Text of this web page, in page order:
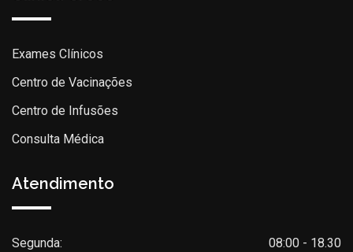
Exames Clínicos
Centro de Vacinações
Centro de Infusões
Consulta Médica
Atendimento
Segunda:
08:00 - 18.30